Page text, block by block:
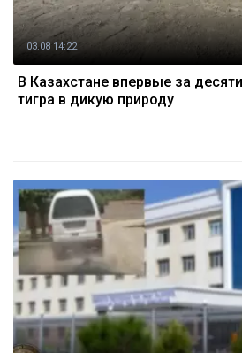
03.08 14:22
В Казахстане впервые за
тигра в дикую природу